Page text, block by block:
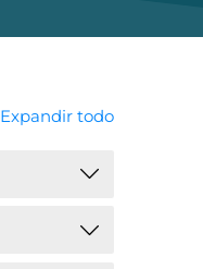
Expandir todo